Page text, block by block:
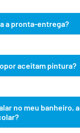
a pronta-entrega?
aceitam pintura?
no meu banheiro,